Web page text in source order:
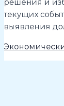
решения и
текущих
выявления